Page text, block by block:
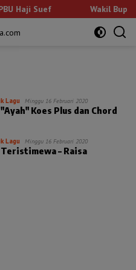
Suef Wakil Bupati
Lagu Minggu 16 Februari 2020
Koes Plus dan Chord
Lagu Minggu 16 Februari 2020
– Raisa